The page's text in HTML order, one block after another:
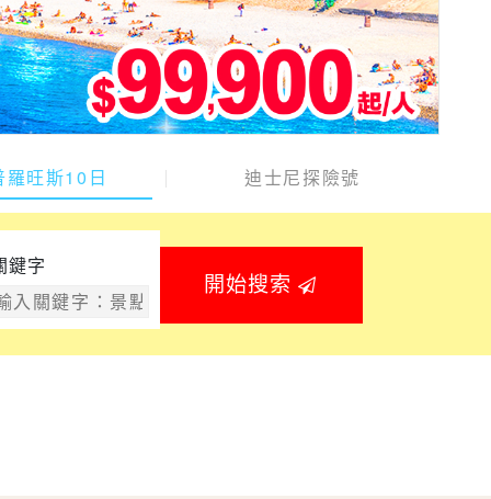
羅旺斯10日 迪士尼探險號
鍵字
開始搜索